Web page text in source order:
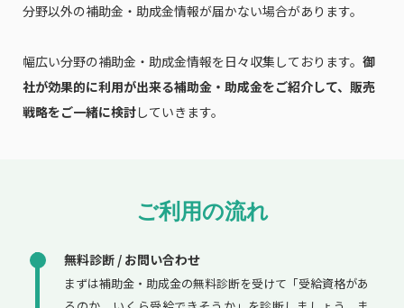
分野以外の補助金・助成金情報が届かない場合があります。
幅広い分野の補助金・助成金情報を日々収集しております。 御
社が効果的に利用が出来る補助金・助成金をご紹介して、販売
戦略をご一緒に検討していきます。
ご利用の流れ
無料診断 / お問い合わせ
まずは補助金・助成金の無料診断を受けて「受給資格があ